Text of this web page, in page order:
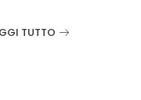
TUTTO